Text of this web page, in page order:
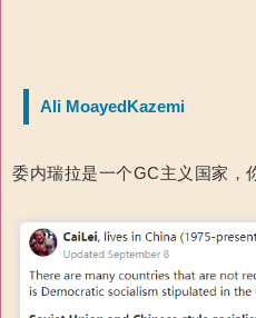
Ali MoayedKazemi
委内瑞拉是一个GC主义国家，